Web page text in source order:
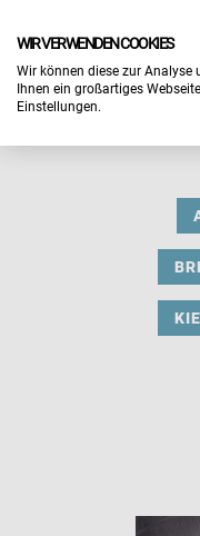
WIR VERWENDEN COOKIES
Wir können diese zur Analyse
Ihnen ein großartiges
Einstellungen.